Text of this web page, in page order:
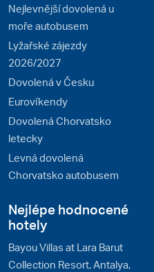
Nejlevnější dovolená u
moře autobusem
Lyžařské zájezdy
2026/2027
Dovolená v Česku
Eurovíkendy
Dovolená Chorvatsko
letecky
Levná dovolená
Chorvatsko autobusem
Nejlépe hodnocené
hotely
Bayou Villas at Lara Barut
Collection Resort, Antalya,